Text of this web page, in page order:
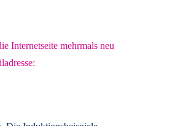
Internetseite mehrmals neu